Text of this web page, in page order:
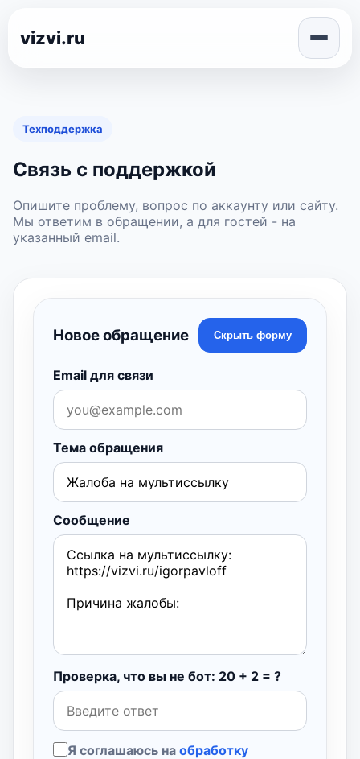
vizvi.ru
Техподдержка
Связь с поддержкой
Опишите проблему, вопрос по аккаунту или сайту.
Мы ответим в обращении, а для гостей - на
указанный email.
Новое обращение Скрыть форму
Email для связи
Тема обращения
Сообщение
Проверка, что вы не бот: 20 + 2 = ?
Я соглашаюсь на обработку